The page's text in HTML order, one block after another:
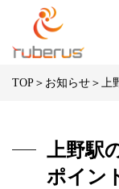
TOP ＞ お知らせ ＞
上野駅
ポイン